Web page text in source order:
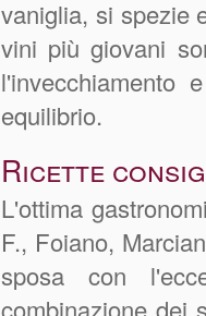
vaniglia, si spezie
vini più giovani
l'invecchiamento
equilibrio.
Ricette
L'ottima
F., Foiano,
sposa con
combinazione dei